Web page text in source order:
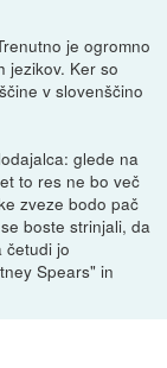
je ogromno
jezikov. Ker so
v slovenščino
glede na
to res ne bo več
zveze bodo pač
boste strinjali, da
četudi jo
Spears" in